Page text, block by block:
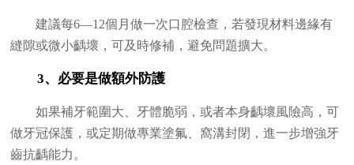
建議每6—12個月做一次口腔檢查，若發現材料邊緣有
縫隙或微小齲壞，可及時修補，避免問題擴大。
3、必要是做額外防護
如果補牙範圍大、牙體脆弱，或者本身齲壞風險高，可
做牙冠保護，或定期做專業塗氟、窩溝封閉，進一步增強牙
齒抗齲能力。